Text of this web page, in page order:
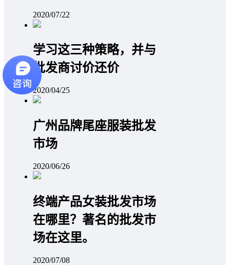
2020/07/22
学习这三种策略，并与
批发商讨价还价
2020/04/25
广州品牌尾座服装批发
市场
2020/06/26
终端产品女装批发市场
在哪里？著名的批发市
场在这里。
2020/07/08